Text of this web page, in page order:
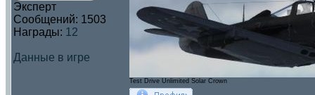
Эксперт
Сообщений: 1503
Награды: 12
Данные в игре
Test Drive Unlimited Solar Crown